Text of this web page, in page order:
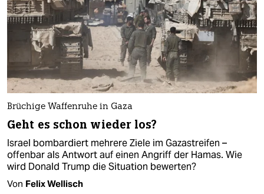
Brüchige Waffenruhe in Gaza
Geht es schon wieder los?
Israel bombardiert mehrere Ziele im Gazastreifen –
offenbar als Antwort auf einen Angriff der Hamas. Wie
wird Donald Trump die Situation bewerten?
Von Felix Wellisch